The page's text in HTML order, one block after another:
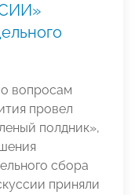
вопросам
провел
полдник»,
сбора
приняли